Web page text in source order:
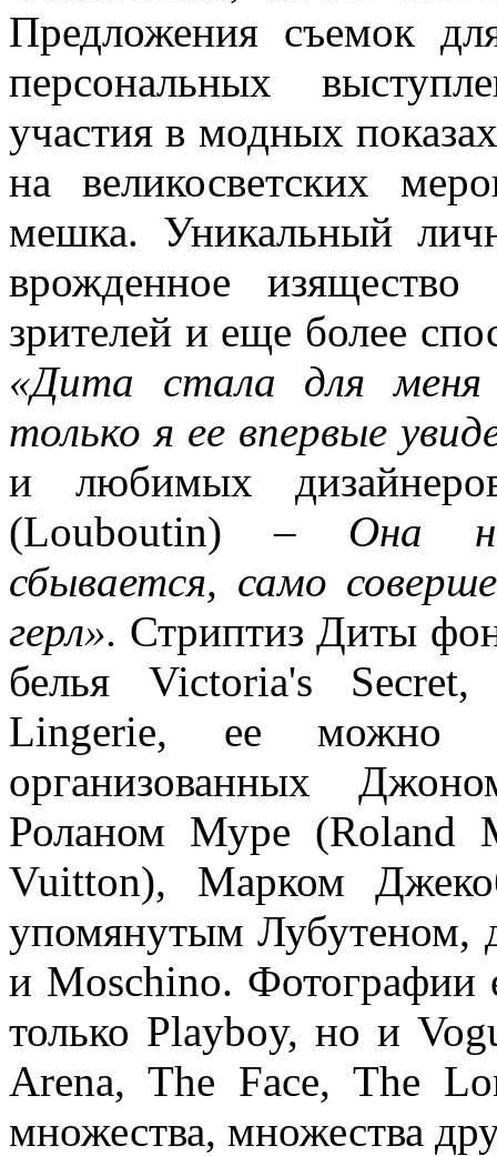
Предложения съемок
персональных
участия в модных
на великосветских
мешка. Уникальный
врожденное
зрителей и еще более
«Дита стала для
только я ее впервые
и любимых
(Louboutin) – Она
сбывается, само
герл». Стриптиз Диты
белья Victoria's
Lingerie, ее можно
организованных
Роланом Муре (Roland
Vuitton), Марком
упомянутым Лубутеном,
и Moschino. Фотографии
только Playboy, но и
Arena, The Face, The
множества, множества